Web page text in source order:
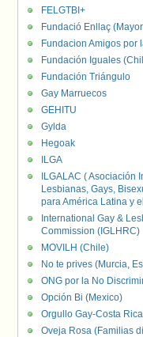
FELGTBI+
Fundació Enllaç
Fundacion Amigos por
Fundación Iguales
Fundación Triángulo
Gay Marruecos
GEHITU
Gylda
Hegoak
ILGA
ILGALAC ( Asociación
Lesbianas, Gays,
para América Latina y
International Gay &
Commission (IGLHRC)
MOVILH (Chile)
No te prives (Murcia,
ONG por la No
Opción Bi (Mexico)
Orgullo Gay-Costa Rica
Oveja Rosa (Familias